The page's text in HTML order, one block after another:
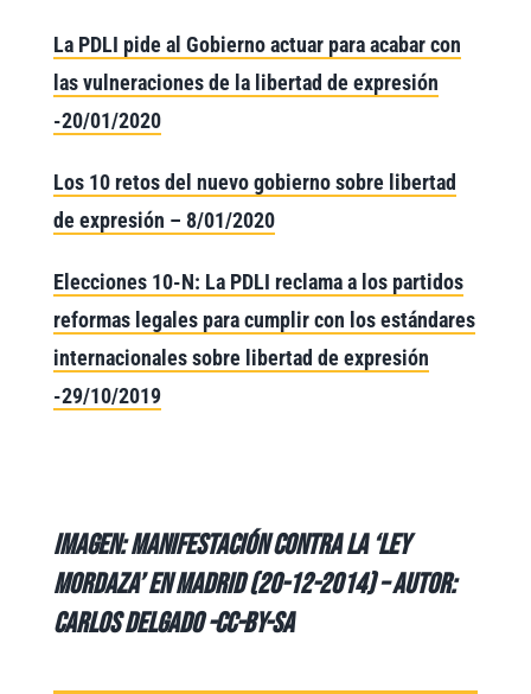
La PDLI pide al Gobierno actuar para acabar con
las vulneraciones de la libertad de expresión
-20/01/2020
Los 10 retos del nuevo gobierno sobre libertad
de expresión – 8/01/2020
Elecciones 10-N: La PDLI reclama a los partidos
reformas legales para cumplir con los estándares
internacionales sobre libertad de expresión
-29/10/2019
Imagen:Manifestación contra la ‘Ley
Mordaza’ en Madrid (20-12-2014) – Autor:
Carlos Delgado -CC-BY-SA